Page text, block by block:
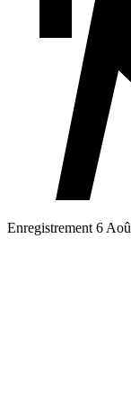
Enregistrement 6 Aoû